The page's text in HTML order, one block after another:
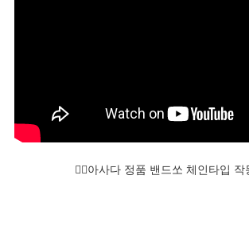
👆🏻아사다 정품 밴드쏘 체인타입 작